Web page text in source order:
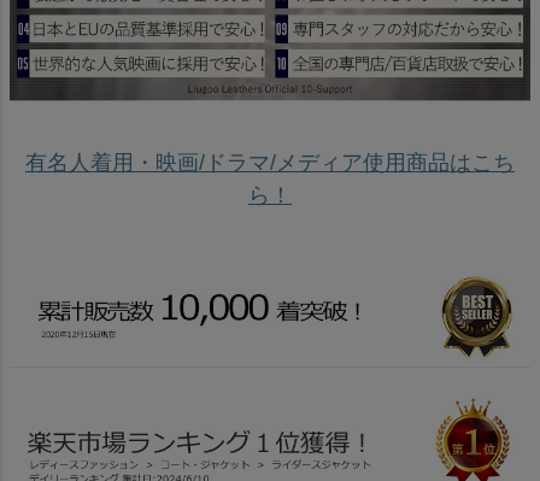
有名人着用・映画/ドラマ/メディア使用商品はこち
ら！